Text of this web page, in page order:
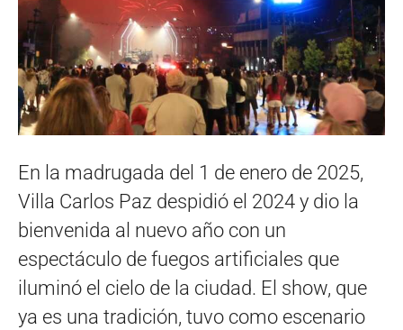
En la madrugada del 1 de enero de 2025,
Villa Carlos Paz despidió el 2024 y dio la
bienvenida al nuevo año con un
espectáculo de fuegos artificiales que
iluminó el cielo de la ciudad. El show, que
ya es una tradición, tuvo como escenario